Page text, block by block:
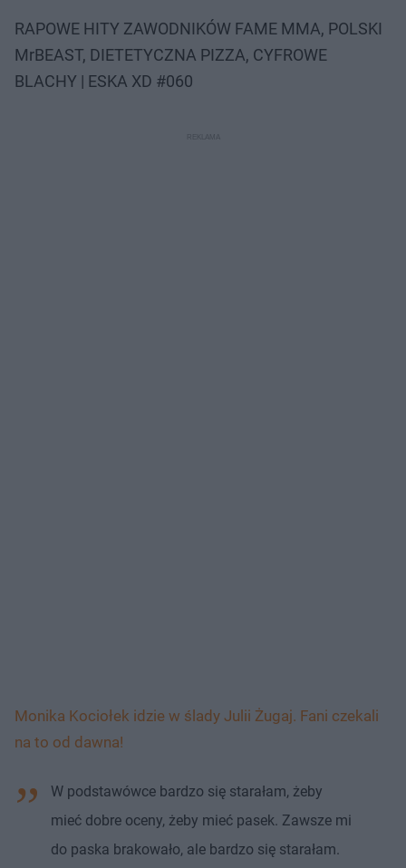
RAPOWE HITY ZAWODNIKÓW FAME MMA, POLSKI
MrBEAST, DIETETYCZNA PIZZA, CYFROWE
BLACHY | ESKA XD #060
Monika Kociołek idzie w ślady Julii Żugaj. Fani czekali
na to od dawna!
W podstawówce bardzo się starałam, żeby
mieć dobre oceny, żeby mieć pasek. Zawsze mi
do paska brakowało, ale bardzo się starałam.